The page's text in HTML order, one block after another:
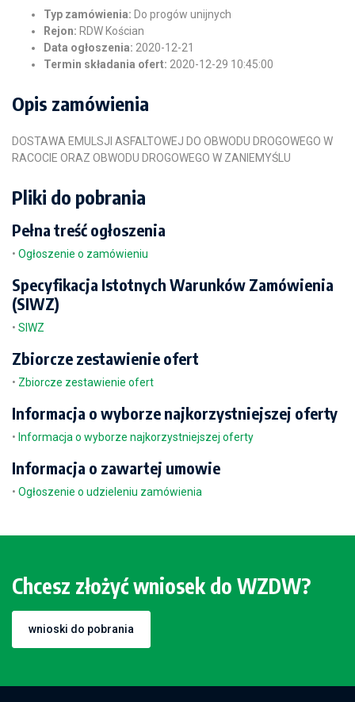
Typ zamówienia: Do progów unijnych
Rejon: RDW Kościan
Data ogłoszenia: 2020-12-21
Termin składania ofert: 2020-12-29 10:45:00
Opis zamówienia
DOSTAWA EMULSJI ASFALTOWEJ DO OBWODU DROGOWEGO W
RACOCIE ORAZ OBWODU DROGOWEGO W ZANIEMYŚLU
Pliki do pobrania
Pełna treść ogłoszenia
• Ogłoszenie o zamówieniu
Specyfikacja Istotnych Warunków Zamówienia
(SIWZ)
• SIWZ
Zbiorcze zestawienie ofert
• Zbiorcze zestawienie ofert
Informacja o wyborze najkorzystniejszej oferty
• Informacja o wyborze najkorzystniejszej oferty
Informacja o zawartej umowie
• Ogłoszenie o udzieleniu zamówienia
Chcesz złożyć wniosek do WZDW?
wnioski do pobrania